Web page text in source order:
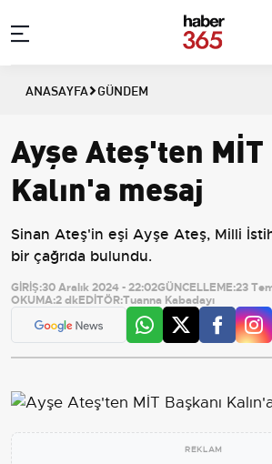
ANASAYFA GÜNDEM
Ayşe Ateş'ten MİT
Kalın'a mesaj
Sinan Ateş'in eşi Ayşe Ateş, Milli
bir çağrıda bulundu.
GİRİŞ:30 Aralık 2024 - 22:02GÜNCELLEME:23
OKUMA:2 dkEDİTÖR:Tuanna Kabadayı
REKLAM